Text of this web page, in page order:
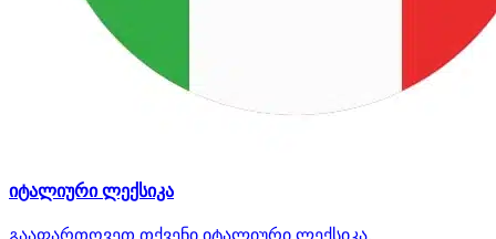
იტალიური ლექსიკა